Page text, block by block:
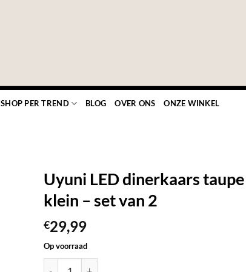
SHOP PER TREND BLOG OVER ONS ONZE WINKEL
Uyuni LED dinerkaars taupe
klein – set van 2
€29,99
Op voorraad